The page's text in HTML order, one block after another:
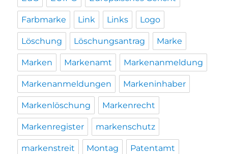
Farbmarke Link Links Logo
Löschung Löschungsantrag Marke
Marken Markenamt Markenanmeldung
Markenanmeldungen Markeninhaber
Markenlöschung Markenrecht
Markenregister markenschutz
markenstreit Montag Patentamt